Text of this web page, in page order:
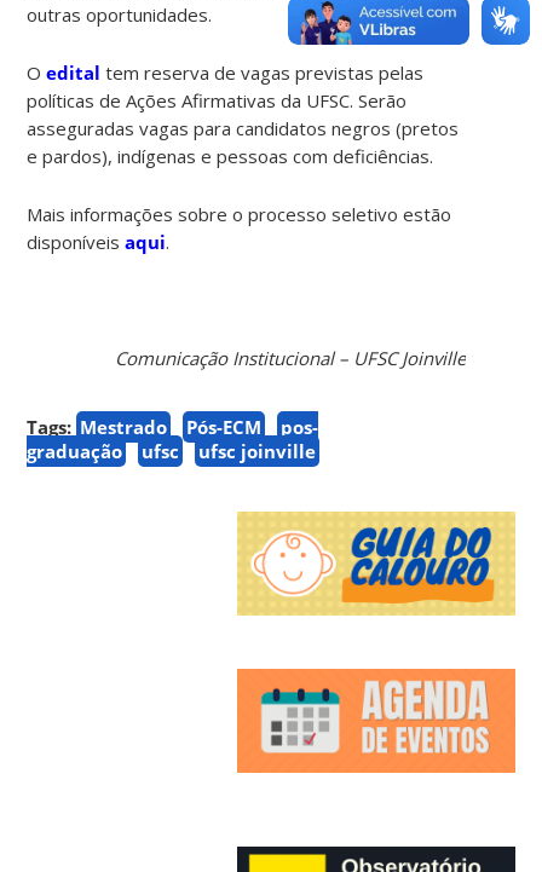
outras oportunidades.
Oedital tem reserva de vagas previstas pelas
políticas de Ações Afirmativas da UFSC. Serão
asseguradas vagas para candidatos negros (pretos
e pardos), indígenas e pessoas com deficiências.
Mais informações sobre o processo seletivo estão
disponíveisaqui.
Comunicação Institucional – UFSC Joinville
Tags: Mestrado Pós-ECM
pos-
graduação
ufsc ufsc joinville